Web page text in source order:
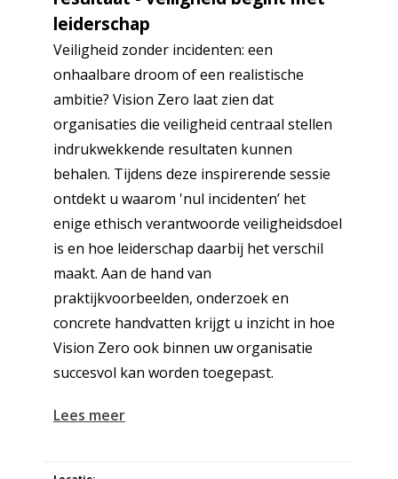
leiderschap
Veiligheid zonder incidenten: een
onhaalbare droom of een realistische
ambitie? Vision Zero laat zien dat
organisaties die veiligheid centraal stellen
indrukwekkende resultaten kunnen
behalen. Tijdens deze inspirerende sessie
ontdekt u waarom 'nul incidenten’ het
enige ethisch verantwoorde veiligheidsdoel
is en hoe leiderschap daarbij het verschil
maakt. Aan de hand van
praktijkvoorbeelden, onderzoek en
concrete handvatten krijgt u inzicht in hoe
Vision Zero ook binnen uw organisatie
succesvol kan worden toegepast.
Lees meer